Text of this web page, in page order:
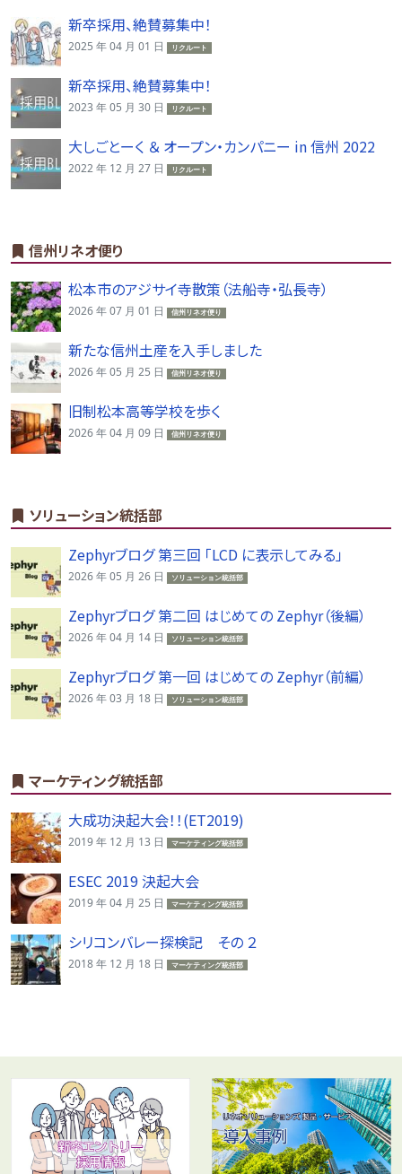
新卒採用、絶賛募集中！
2025 年 04 月 01 日 リクルート
新卒採用、絶賛募集中！
2023 年 05 月 30 日 リクルート
大しごとーく ＆ オープン・カンパニー in 信州 2022
2022 年 12 月 27 日 リクルート
信州リネオ便り
松本市のアジサイ寺散策（法船寺・弘長寺）
2026 年 07 月 01 日 信州リネオ便り
新たな信州土産を入手しました
2026 年 05 月 25 日 信州リネオ便り
旧制松本高等学校を歩く
2026 年 04 月 09 日 信州リネオ便り
ソリューション統括部
Zephyrブログ 第三回 「LCD に表示してみる」
2026 年 05 月 26 日 ソリューション統括部
Zephyrブログ 第二回 はじめての Zephyr（後編）
2026 年 04 月 14 日 ソリューション統括部
Zephyrブログ 第一回 はじめての Zephyr（前編）
2026 年 03 月 18 日 ソリューション統括部
マーケティング統括部
大成功決起大会！！(ET2019)
2019 年 12 月 13 日 マーケティング統括部
ESEC 2019 決起大会
2019 年 04 月 25 日 マーケティング統括部
シリコンバレー探検記 その ２
2018 年 12 月 18 日 マーケティング統括部